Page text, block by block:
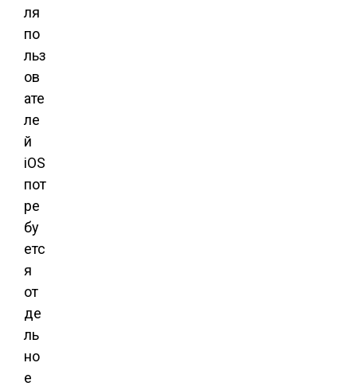
ля
по
льз
ов
ате
ле
й
iOS
пот
ре
бу
етс
я
от
де
ль
но
е